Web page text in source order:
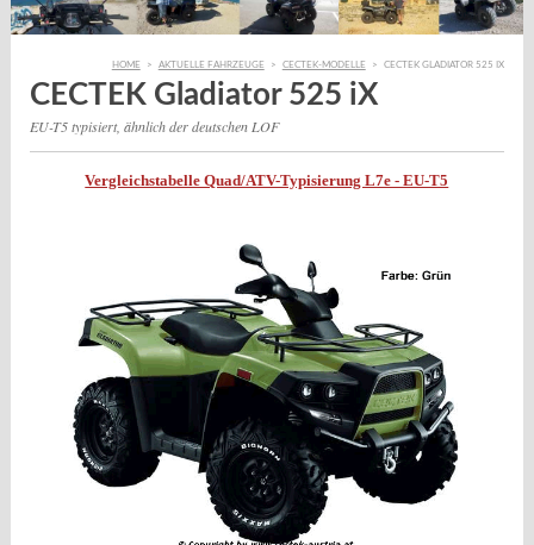
HOME > AKTUELLE FAHRZEUGE > CECTEK-MODELLE > CECTEK GLADIATOR 525 IX
CECTEK Gladiator 525 iX
EU-T5 typisiert, ähnlich der deutschen LOF
Vergleichstabelle Quad/ATV-Typisierung L7e - EU-T5